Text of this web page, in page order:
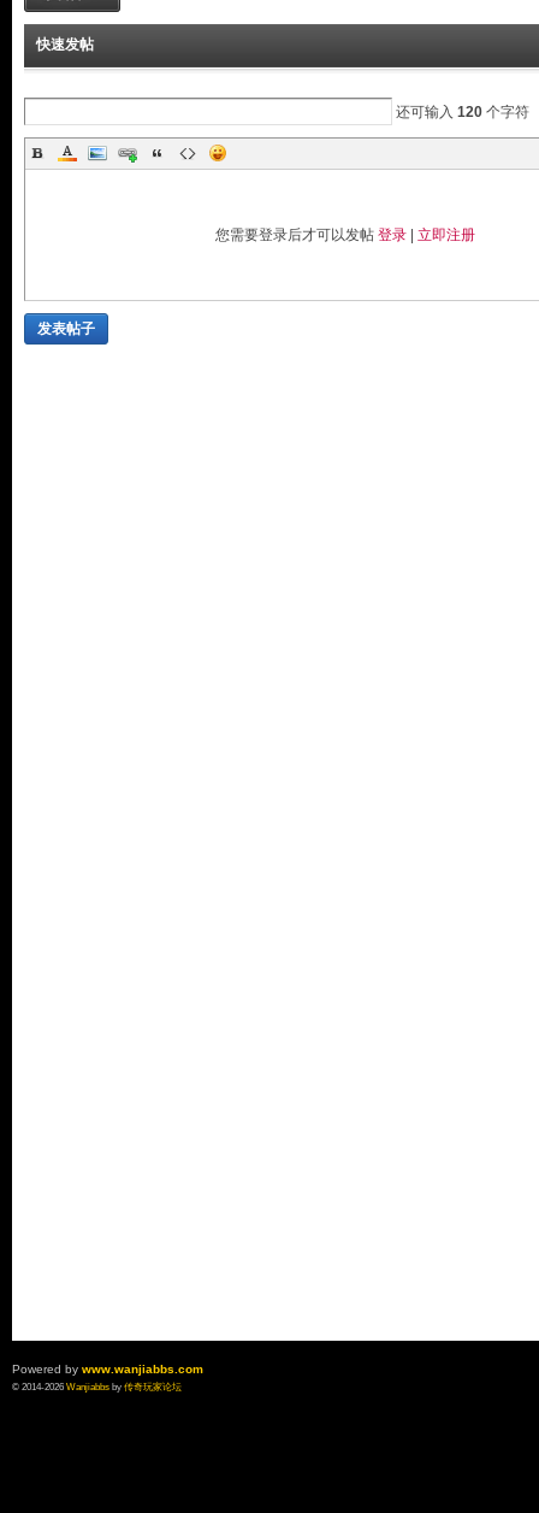
玩
快速发帖
还可输入 120个字符
您需要登录后才可以发帖登录 |立即注册
发表帖子
Powered by www.wanjiabbs.com
© 2014-2026 Wanjiabbsby 传奇玩家论坛